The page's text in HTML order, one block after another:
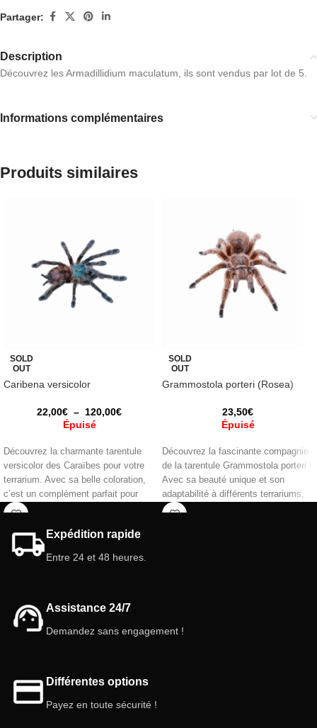
Partager:
Description
Découvrez les Armadillidium maculatum, ils sont vendus par lot de 5.
Informations complémentaires
Produits similaires
SOLD
OUT
Caribena versicolor
22,00€ – 120,00€
Épuisé
Découvrez la charmante tarentule
versicolor des Caraïbes pour votre
terrarium. Avec sa belle coloration,
c’est un complément parfait pour
tout fan d’araignées. Nous vous
expérience préalable avec les
tarentules ou les arachnides en
SOLD
OUT
Grammostola porteri (Rosea)
23,50€
Épuisé
Découvrez la fascinante compagnie
de la tarentule Grammostola porteri !
Avec sa beauté unique et son
adaptabilité à différents terrariums,
cette tarentule est parfaite pour les
Expédition rapide
Entre 24 et 48 heures.
Assistance 24/7
Demandez sans engagement !
Différentes options
Payez en toute sécurité !